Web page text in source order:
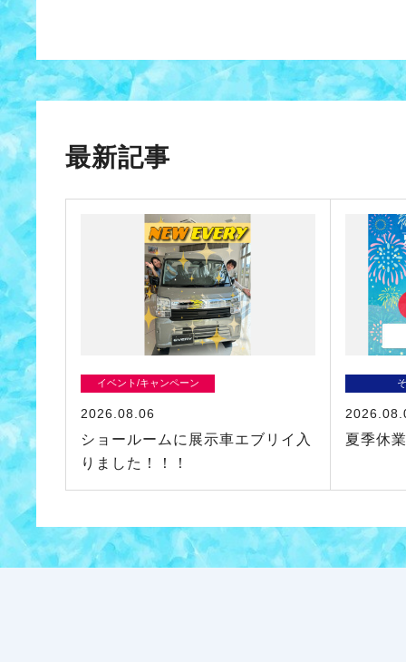
最新記事
イベント/キャンペーン
2026.08.06
ショールームに展示車エブリイ入
りました！！！
夏季休